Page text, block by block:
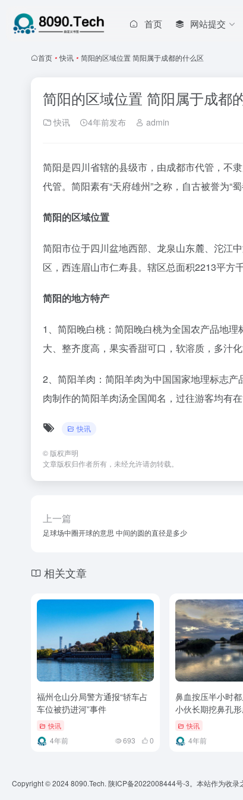
首页 网站提交
首页 • 快讯 • 简阳的区域位置 简阳属于成都的什么区
简阳的区域位置 简阳属于成都
快讯 4年前发布 admin
简阳是四川省辖的县级市，由成都市代管，不
代管。简阳素有“天府雄州”之称，自古被誉为“蜀
简阳的区域位置
简阳市位于四川盆地西部、龙泉山东麓、沱江
区，西连眉山市仁寿县。辖区总面积2213平方千
简阳的地方特产
1、简阳晚白桃：简阳晚白桃为全国农产品地
大、整齐度高，果实香甜可口，软溶质，多汁化
2、简阳羊肉：简阳羊肉为中国国家地理标志
肉制作的简阳羊肉汤全国闻名，过往游客均有在
快讯
© 版权声明
文章版权归作者所有，未经允许请勿转载。
上一篇
足球场中圈开球的意思 中间的圆的直径是多少
相关文章
福州仓山分局警方通报“轿车占
车位被扔进河”事件
快讯
4年前 693 0
鼻血按压半小时
小伙长期挖鼻孔
快讯
4年前
Copyright © 2024 8090.Tech. 陕ICP备2022008444号-3。本站作为收录